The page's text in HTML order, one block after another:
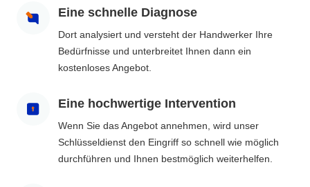
Eine schnelle Diagnose
Dort analysiert und versteht der Handwerker Ihre
Bedürfnisse und unterbreitet Ihnen dann ein
kostenloses Angebot.
Eine hochwertige Intervention
Wenn Sie das Angebot annehmen, wird unser
Schlüsseldienst den Eingriff so schnell wie möglich
durchführen und Ihnen bestmöglich weiterhelfen.